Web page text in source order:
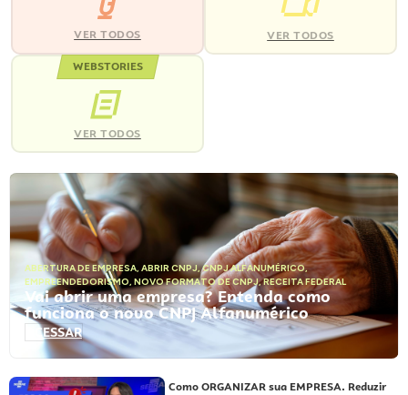
VER TODOS VER TODOS
WEBSTORIES
VER TODOS
ABERTURA DE EMPRESA, ABRIR CNPJ,CNPJ ALFANUMÉRICO,
EMPREENDEDORISMO, NOVO FORMATO DE CNPJ,RECEITA FEDERAL
Vai abrir uma empresa? Entenda como
funciona o novo CNPJ Alfanumérico
ACESSAR
Como ORGANIZAR sua EMPRESA. Reduzir